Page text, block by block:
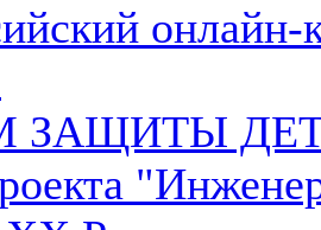
ЗАЩИТЫ